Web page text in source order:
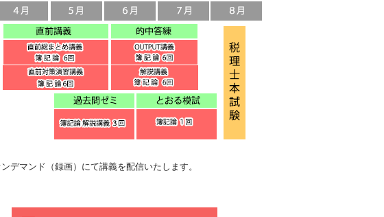
デマンド（録画）にて講義を配信いたします。